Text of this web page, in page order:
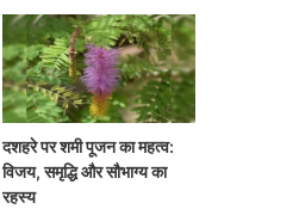
दशहरे पर शमी पूजन का महत्व:
विजय, समृद्धि और सौभाग्य का
रहस्य